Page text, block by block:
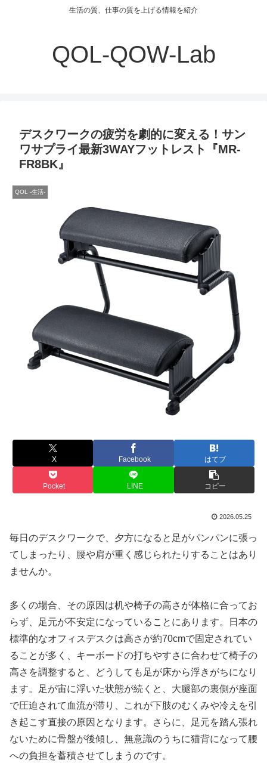
生活の質、仕事の質を上げる情報を紹介
QOL-QOW-Lab
デスクワークの疲労を劇的に変える！サン
ワサプライ最新3WAYフットレスト『MR-
FR8BK』
QOL -生活-
X Facebook はてブ
Pocket LINE コピー
2026.05.25
毎日のデスクワークで、夕方になると足がパンパンに張っ
てしまったり、腰や肩が重く感じられたりすることはあり
ませんか。
多くの場合、その原因は机や椅子の高さが体格に合ってお
らず、足元が不安定になっていることにあります。日本の
標準的なオフィスデスクは高さが約70cmで固定されてい
ることが多く、キーボードの打ちやすさに合わせて椅子の
高さを調整すると、どうしても足が床から浮きがちになり
ます。足が宙に浮いた状態が続くと、大腿部の裏側が座面
で圧迫されて血流が滞り、これが下肢のむくみや冷えを引
き起こす直接の原因となります。さらに、足元を踏ん張れ
ないために骨盤が後傾し、無意識のうちに猫背になって腰
への負担を蓄積させてしまうのです。